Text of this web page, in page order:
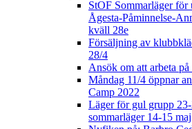
StOF Sommarläger för
Ågesta-Påminnelse-
kväll 28e
Försäljning av
28/4
Ansök om att arbeta
Måndag 11/4 öppnar
Camp 2022
Läger för gul grupp
sommarläger 14-15 maj